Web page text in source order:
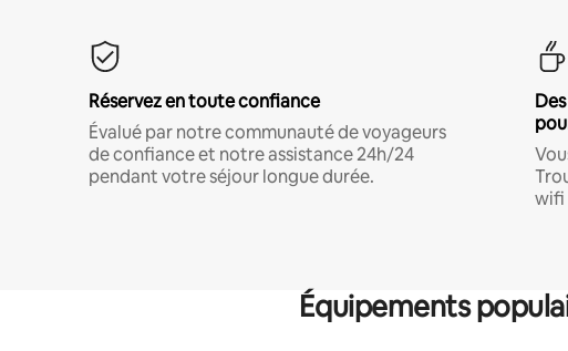
Réservez en toute confiance
Évalué par notre communauté de voyageurs
de confiance et notre assistance 24h/24
pendant votre séjour longue durée.
wifi
Équipements